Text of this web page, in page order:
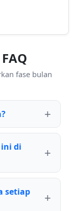
fase bulan
di
setiap